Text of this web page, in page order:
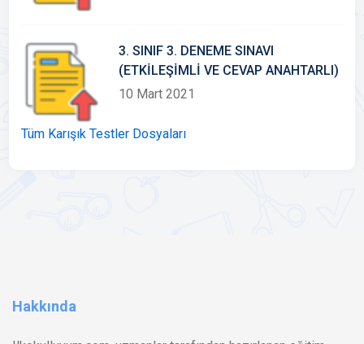
3. SINIF 3. DENEME SINAVI
(ETKİLEŞİMLİ VE CEVAP ANAHTARLI)
10 Mart 2021
Tüm Karışık Testler Dosyaları
Hakkında